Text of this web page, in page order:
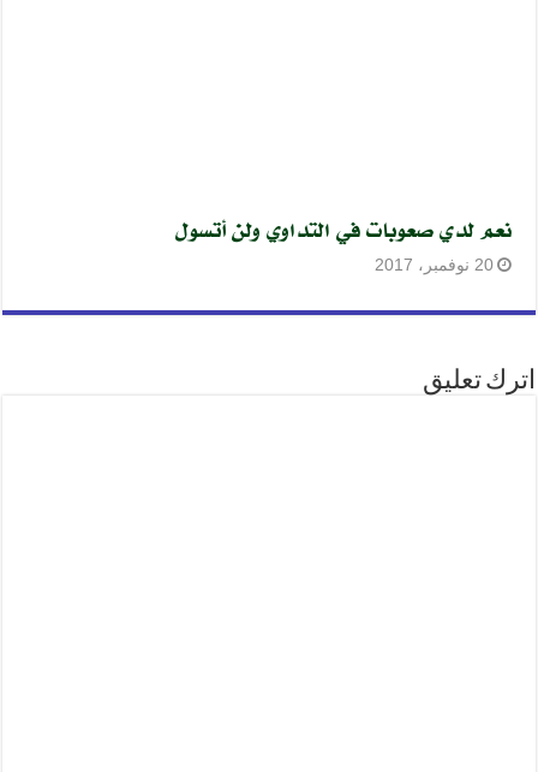
نعم لدي صعوبات في التداوي ولن أتسول
20 نوفمبر، 2017
اترك تعليق